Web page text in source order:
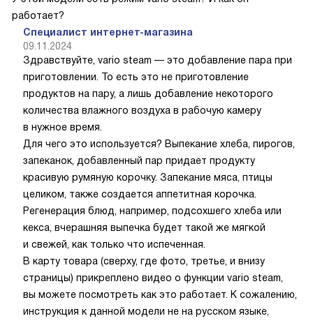
работает?
Специалист интернет-магазина
09.11.2024
Здравствуйте, vario steam — это добавление пара при
приготовлении. То есть это не приготовление
продуктов на пару, а лишь добавление некоторого
количества влажного воздуха в рабочую камеру
в нужное время.
Для чего это используется? Выпекание хлеба, пирогов,
запеканок, добавленный пар придает продукту
красивую румяную корочку. Запекание мяса, птицы
целиком, также создается аппетитная корочка.
Регенерация блюд, например, подсохшего хлеба или
кекса, вчерашняя выпечка будет такой же мягкой
и свежей, как только что испеченная.
В карту товара (сверху, где фото, третье, и внизу
страницы) прикреплено видео о функции vario steam,
вы можете посмотреть как это работает. К сожалению,
инструкция к данной модели не на русском языке,